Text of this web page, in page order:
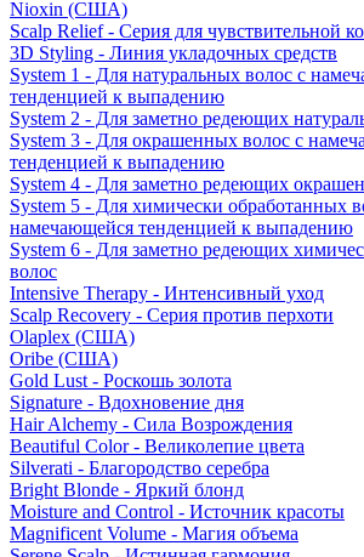
Nioxin (США)
Scalp Relief - Серия для чувствительной
3D Styling - Линия укладочных средств
System 1 - Для натуральных волос с
тенденцией к выпадению
System 2 - Для заметно редеющих
System 3 - Для окрашенных волос с
тенденцией к выпадению
System 4 - Для заметно редеющих
System 5 - Для химически обработанных
намечающейся тенденцией к выпадению
System 6 - Для заметно редеющих
волос
Intensive Therapy - Интенсивный уход
Scalp Recovery - Серия против перхоти
Olaplex (США)
Oribe (США)
Gold Lust - Роскошь золота
Signature - Вдохновение дня
Hair Alchemy - Сила Возрождения
Beautiful Color - Великолепие цвета
Silverati - Благородство серебра
Bright Blonde - Яркий блонд
Moisture and Control - Источник красоты
Magnificent Volume - Магия объема